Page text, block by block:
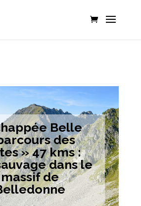
Belle
des
» 47 kms :
dans le
massif de